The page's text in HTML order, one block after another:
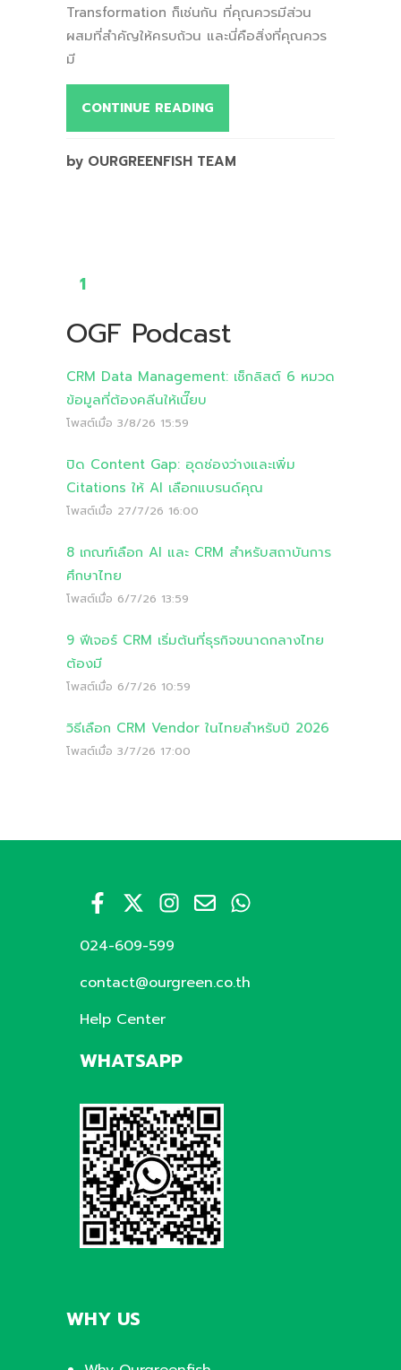
Transformation ก็เช่นกัน ที่คุณควรมีส่วน
ผสมที่สำคัญให้ครบถ้วน และนี่คือสิ่งที่คุณควร
มี
CONTINUE READING
by OURGREENFISH TEAM
1
OGF Podcast
CRM Data Management: เช็กลิสต์ 6 หมวด
ข้อมูลที่ต้องคลีนให้เนี๊ยบ
โพสต์เมื่อ 3/8/26 15:59
ปิด Content Gap: อุดช่องว่างและเพิ่ม
Citations ให้ AI เลือกแบรนด์คุณ
โพสต์เมื่อ 27/7/26 16:00
8 เกณฑ์เลือก AI และ CRM สำหรับสถาบันการ
ศึกษาไทย
โพสต์เมื่อ 6/7/26 13:59
9 ฟีเจอร์ CRM เริ่มต้นที่ธุรกิจขนาดกลางไทย
ต้องมี
โพสต์เมื่อ 6/7/26 10:59
วิธีเลือก CRM Vendor ในไทยสำหรับปี 2026
โพสต์เมื่อ 3/7/26 17:00
024-609-599
contact@ourgreen.co.th
Help Center
WHATSAPP
WHY US